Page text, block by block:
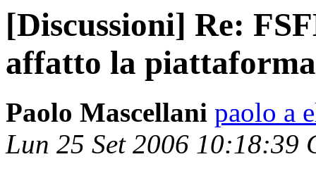
[Discussioni] Re:
affatto la
Paolo Mascellani paolo a
Lun 25 Set 2006 10:18:39